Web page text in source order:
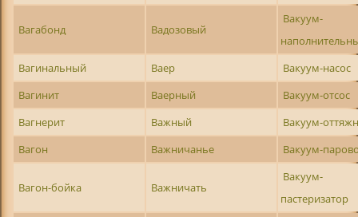
Вагабонд Вадозовый
Вакуум-
Вагинальный
Ваер
Вакуум-насос
Вагинит
Ваерный
Вакуум-отсос
Вагнерит
Важный
Вакуум-
Вагон
Важничанье Вакуум-
Вагон-бойка Важничать
Вакуум-
пастеризатор